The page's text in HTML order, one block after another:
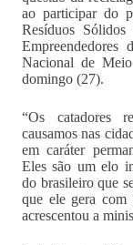
ao participar do
Resíduos
Empreendedores
Nacional de
domingo (27).
“Os catadores
causamos nas
em caráter
Eles são um elo
do brasileiro que
que ele gera com
acrescentou a